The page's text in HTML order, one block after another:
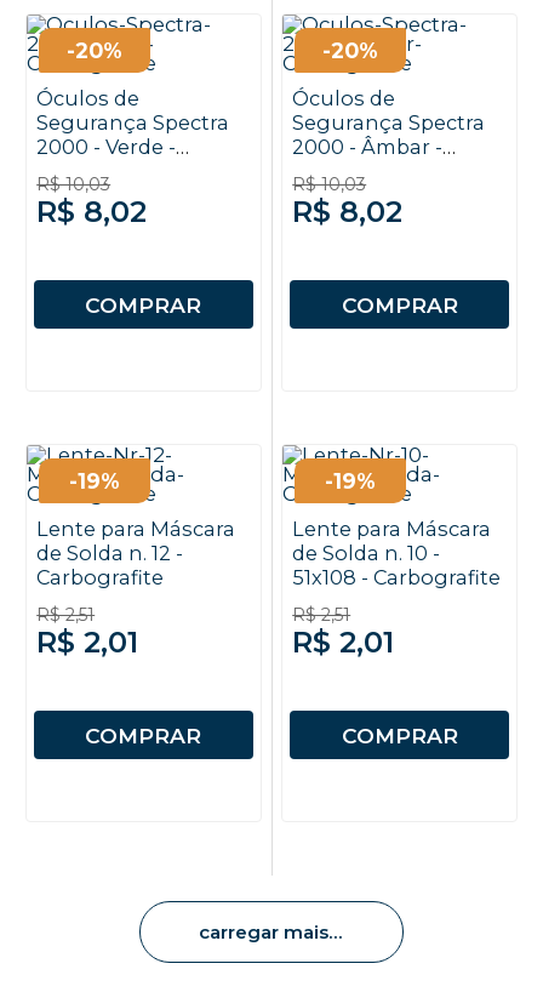
Óculos de
Segurança Spectra
2000 - Verde -
Carbografite
R$ 10,03
R$ 8,02
COMPRAR
-20%
Óculos de
Segurança Spectra
2000 - Âmbar -
Carbografite
R$ 10,03
R$ 8,02
COMPRAR
-20%
Lente para Máscara
de Solda n. 12 -
Carbografite
R$ 2,51
R$ 2,01
COMPRAR
-19%
Lente para Máscara
de Solda n. 10 -
51x108 - Carbografite
R$ 2,51
R$ 2,01
COMPRAR
-19%
carregar mais